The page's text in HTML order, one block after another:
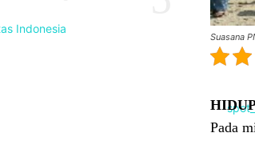
Indonesia
Suasana
Pada